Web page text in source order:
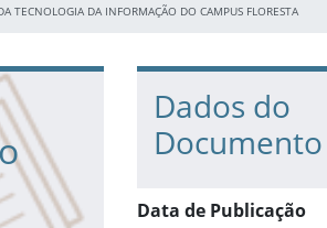
TECNOLOGIA DA INFORMAÇÃO DO CAMPUS FLORESTA
Dados do
Documento
Data de Publicação